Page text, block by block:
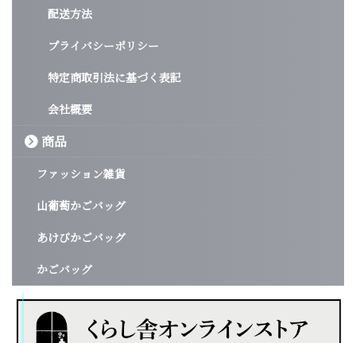
配送方法
プライバシーポリシー
特定商取引法に基づく表記
会社概要
商品
ファッション雑貨
山葡萄かごバッグ
あけびかごバッグ
かごバッグ